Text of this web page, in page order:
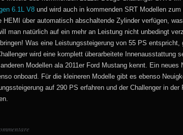
6.1L V8 und wird auch in kommenden SRT Modellen
über automatisch abschaltende Zylinder verfügen,
man natürlich auf ein mehr an Leistung nicht unbedingt
Was eine Leistungssteigerung von 55 PS entspricht,
wird eine komplett überarbeitete Innenausstattung
Modellen ala 2011er Ford Mustang kennt. Ein neues
onboard. Für die kleineren Modelle gibt es ebenso
auf 290 PS erfahren und der Challenger in der